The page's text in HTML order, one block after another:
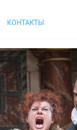
КОНТАКТЫ